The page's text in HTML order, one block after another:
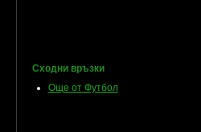
Сходни връзки
Още от Футбол